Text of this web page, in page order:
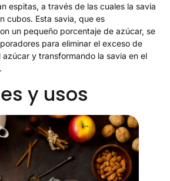
espitas, a través de las cuales la savia
cubos. Esta savia, que es
un pequeño porcentaje de azúcar, se
para eliminar el exceso de
y transformando la savia en el
y usos